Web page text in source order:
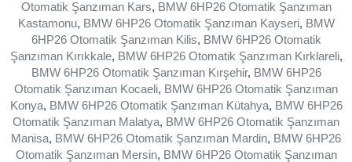
Otomatik Şanzıman Kars, BMW 6HP26 Otomatik Şanzıman
Kastamonu, BMW 6HP26 Otomatik Şanzıman Kayseri, BMW
6HP26 Otomatik Şanzıman Kilis, BMW 6HP26 Otomatik
Şanzıman Kırıkkale, BMW 6HP26 Otomatik Şanzıman Kırklareli,
BMW 6HP26 Otomatik Şanzıman Kırşehir, BMW 6HP26
Otomatik Şanzıman Kocaeli, BMW 6HP26 Otomatik Şanzıman
Konya, BMW 6HP26 Otomatik Şanzıman Kütahya, BMW 6HP26
Otomatik Şanzıman Malatya, BMW 6HP26 Otomatik Şanzıman
Manisa, BMW 6HP26 Otomatik Şanzıman Mardin, BMW 6HP26
Otomatik Şanzıman Mersin, BMW 6HP26 Otomatik Şanzıman